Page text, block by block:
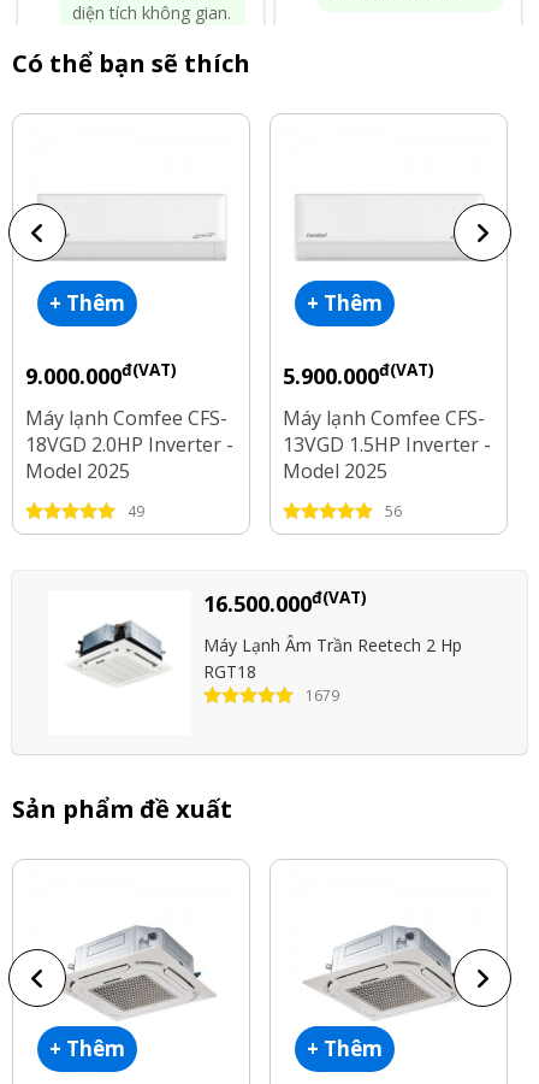
diện tích không gian.
âm trần này còn sở
tinh tế, góp phần
phòng.
Xem tất cả bình luận(2 bình luận)
Có thể bạn sẽ thích
+ Thêm
9.000.000đ(VAT)
Máy lạnh Comfee CFS-
18VGD 2.0HP Inverter -
Model 2025
49
+ Thêm
5.900.000đ(VAT)
Máy lạnh Comfee CFS-
13VGD 1.5HP Inverter -
Model 2025
56
16.500.000đ(VAT)
Máy Lạnh Âm Trần Reetech 2 Hp
RGT18
1679
Sản phẩm đề xuất
+ Thêm + Thêm